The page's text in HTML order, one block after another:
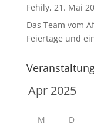
Fehily, 21. Mai
Das Team vom
Feiertage und
M D